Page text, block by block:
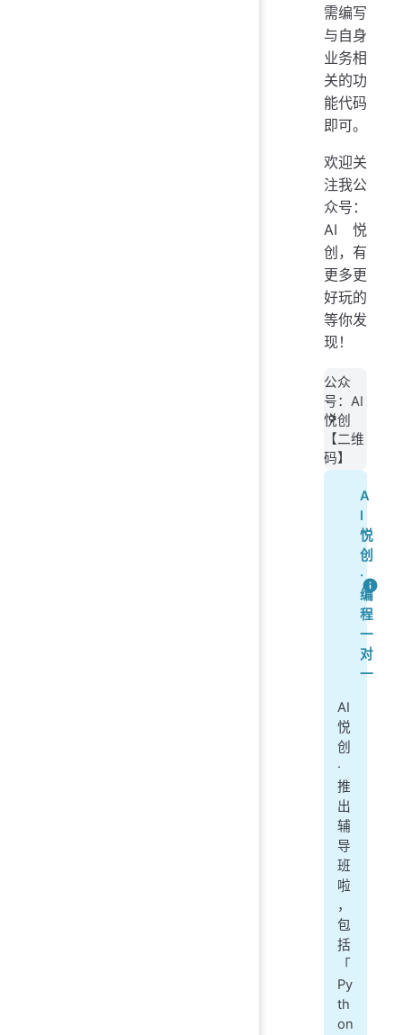
需编写
与自身
业务相
关的功
能代码
即可。
欢迎关
注我公
众号：
AI悦
创，有
更多更
好玩的
等你发
现！
公众
号：AI
悦创
【二维
码】
A
I
悦
创
·
编
程
一
对
一
AI
悦
创
·
推
出
辅
导
班
啦
，
包
括
「
Py
th
on